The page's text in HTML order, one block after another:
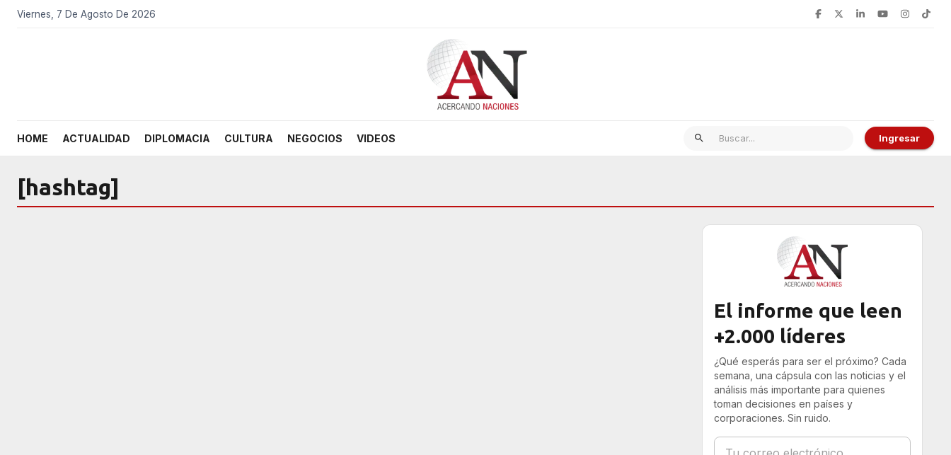
Viernes, 7 De Agosto De 2026
HOME ACTUALIDAD DIPLOMACIA CULTURA NEGOCIOS VIDEOS Ingresar
[hashtag]
El informe que leen
+2.000 líderes
¿Qué esperás para ser el próximo? Cada
semana, una cápsula con las noticias y el
análisis más importante para quienes
toman decisiones en países y
corporaciones. Sin ruido.